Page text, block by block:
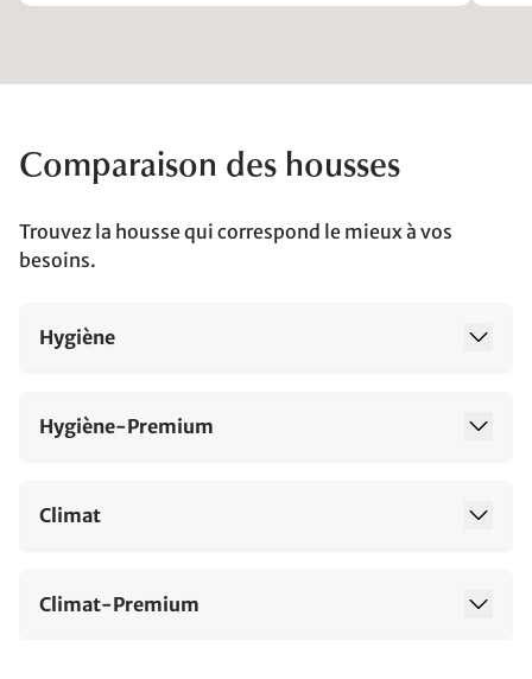
Comparaison des housses
Trouvez la housse qui correspond le mieux à vos
besoins.
Hygiène
Hygiène-Premium
Climat
Climat-Premium